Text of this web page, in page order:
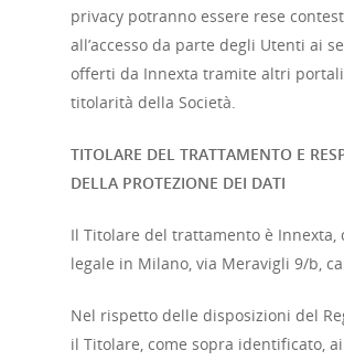
privacy potranno essere rese
all’accesso da parte degli Utenti ai
offerti da Innexta tramite altri
titolarità della Società.
TITOLARE DEL TRATTAMENTO E
DELLA PROTEZIONE DEI DATI
Il Titolare del trattamento è Innexta,
legale in Milano, via Meravigli 9/b,
Nel rispetto delle disposizioni del
il Titolare, come sopra identificato,